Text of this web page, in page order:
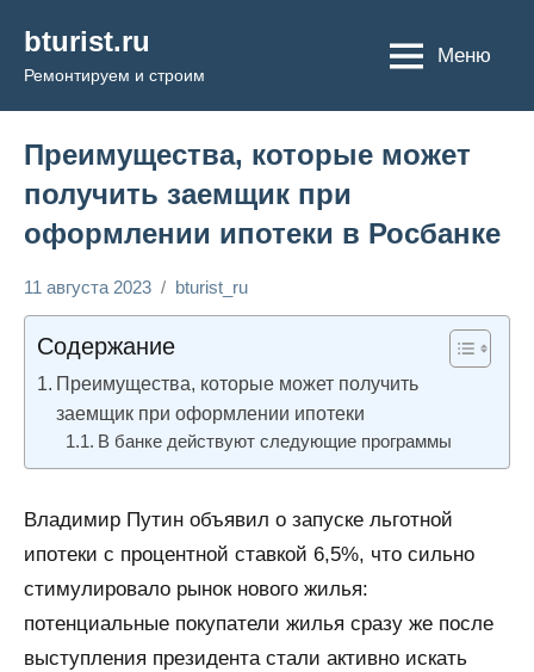
содержимому
bturist.ru
Ремонтируем и строим
Меню
Преимущества, которые может
получить заемщик при
оформлении ипотеки в Росбанке
бизнес и
11 августа 2023 bturist_ru
комментариев
Содержание
Преимущества, которые может получить
заемщик при оформлении ипотеки
В банке действуют следующие программы
Владимир Путин объявил о запуске льготной
ипотеки с процентной ставкой 6,5%, что сильно
стимулировало рынок нового жилья:
потенциальные покупатели жилья сразу же после
выступления президента стали активно искать